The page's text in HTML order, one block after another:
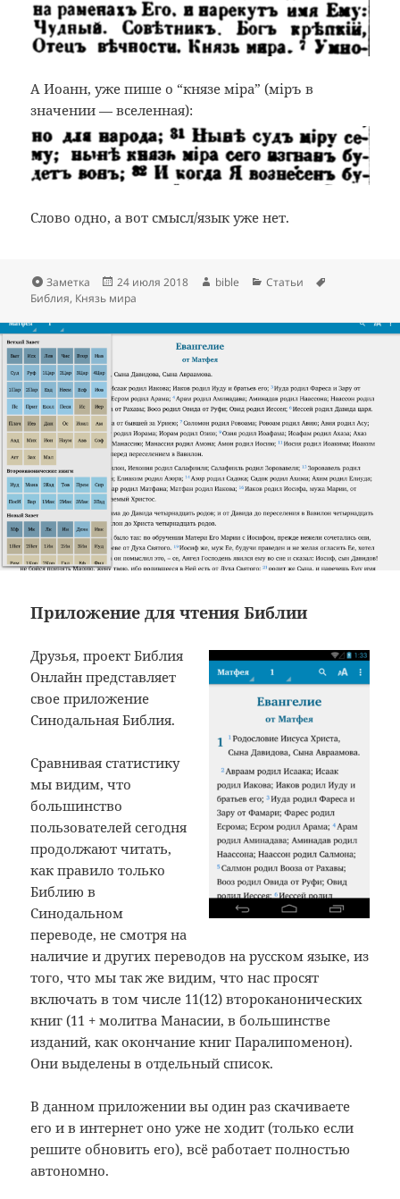
А Иоанн, уже пише о “князе міра” (міръ в
значении — вселенная):
Слово одно, а вот смысл/язык уже нет.
Формат
Заметка Опубликовано
24 июля 2018 Автор
bible Рубрики
Статьи
Библия, Князь мира
Приложение для чтения Библии
Друзья, проект Библия
Онлайн представляет
свое приложение
Синодальная Библия.
Сравнивая статистику
мы видим, что
большинство
пользователей сегодня
продолжают читать,
как правило только
Библию в
Синодальном
переводе, не смотря на
наличие и других переводов на русском языке, из
того, что мы так же видим, что нас просят
включать в том числе 11(12) второканонических
книг (11 + молитва Манасии, в большинстве
изданий, как окончание книг Паралипоменон).
Они выделены в отдельный список.
В данном приложении вы один раз скачиваете
его и в интернет оно уже не ходит (только если
решите обновить его), всё работает полностью
автономно.